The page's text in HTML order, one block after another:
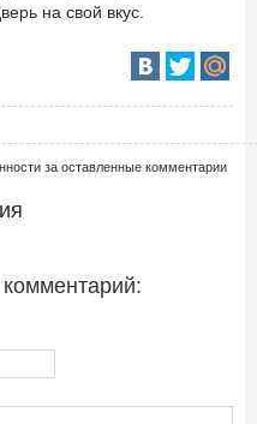
на свой вкус.
за оставленные комментарии